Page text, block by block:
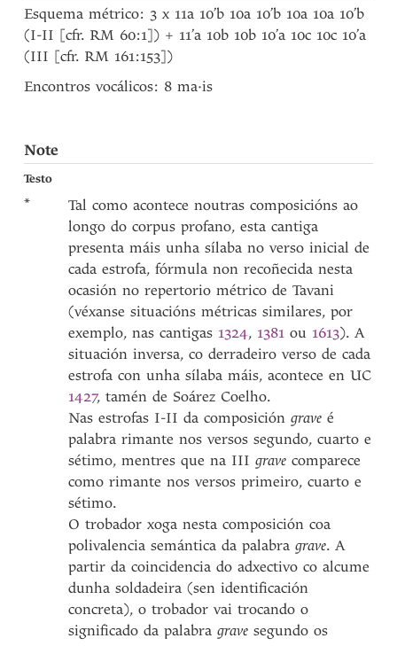
Esquema métrico: 3 x 11a 10’b 10a 10’b 10a 10a 10’b
(I-II [cfr. RM 60:1]) + 11’a 10b 10b 10’a 10c 10c 10’a
(III [cfr. RM 161:153])
Encontros vocálicos: 8 ma·is
Note
Testo
*
Tal como acontece noutras composicións ao
longo do corpus profano, esta cantiga
presenta máis unha sílaba no verso inicial de
cada estrofa, fórmula non recoñecida nesta
ocasión no repertorio métrico de Tavani
(véxanse situacións métricas similares, por
exemplo, nas cantigas 1324, 1381 ou 1613). A
situación inversa, co derradeiro verso de cada
estrofa con unha sílaba máis, acontece en UC
1427, tamén de Soárez Coelho.
Nas estrofas I-II da composicióngrave é
palabra rimante nos versos segundo, cuarto e
sétimo, mentres que na IIIgrave comparece
como rimante nos versos primeiro, cuarto e
sétimo.
O trobador xoga nesta composición coa
polivalencia semántica da palabragrave. A
partir da coincidencia do adxectivo co alcume
dunha soldadeira (sen identificación
concreta), o trobador vai trocando o
significado da palabragravesegundo os